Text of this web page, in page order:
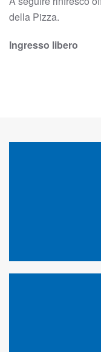
della Pizza.
Ingresso libero